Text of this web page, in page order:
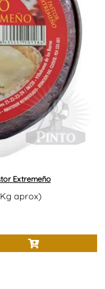
Extremeño
aprox)